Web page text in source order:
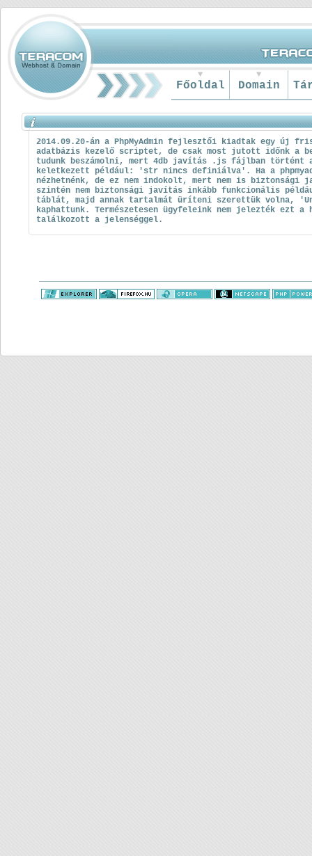
Főoldal Domain
2014.09.20-án a PhpMyAdmin fejlesztői kiadtak egy új
adatbázis kezelő scriptet, de csak most jutott időnk a
tudunk beszámolni, mert 4db javítás .js fájlban történt
keletkezett például: 'str nincs definiálva'. Ha a
nézhetnénk, de ez nem indokolt, mert nem is biztonsági
szintén nem biztonsági javítás inkább funkcionális
táblát, majd annak tartalmát üríteni szerettük volna,
kaphattunk. Természetesen ügyfeleink nem jelezték ezt
találkozott a jelenséggel.